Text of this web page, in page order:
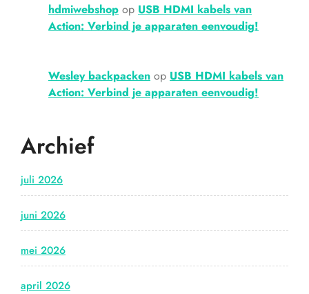
hdmiwebshop op USB HDMI kabels van
Action: Verbind je apparaten eenvoudig!
Wesley backpacken op USB HDMI kabels van
Action: Verbind je apparaten eenvoudig!
Archief
juli 2026
juni 2026
mei 2026
april 2026